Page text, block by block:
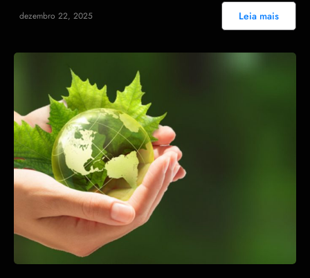
dezembro 22, 2025 Leia mais